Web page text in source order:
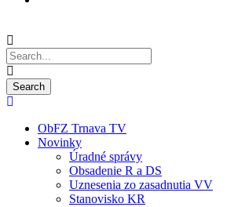
ObFZ Trnava TV
Novinky
Úradné správy
Obsadenie R a DS
Uznesenia zo zasadnutia VV
Stanovisko KR